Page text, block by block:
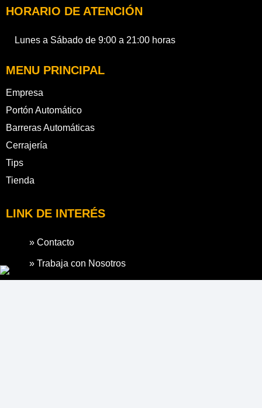
HORARIO DE ATENCIÓN
Lunes a Sábado de 9:00 a 21:00 horas
MENU PRINCIPAL
Empresa
Portón Automático
Barreras Automáticas
Cerrajería
Tips
Tienda
LINK DE INTERÉS
» Contacto
» Trabaja con Nosotros